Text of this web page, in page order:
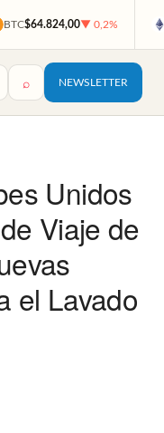
BTC$64.824,00▼ 0,2%
⌕ NEWSLETTER
Unidos
Viaje de
el Lavado